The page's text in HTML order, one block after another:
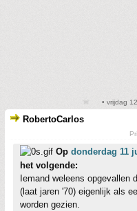
• vrijdag
RobertoCarlos
Op donderdag 11
het volgende:
Iemand weleens opgevallen
(laat jaren '70) eigenlijk als
worden gezien.